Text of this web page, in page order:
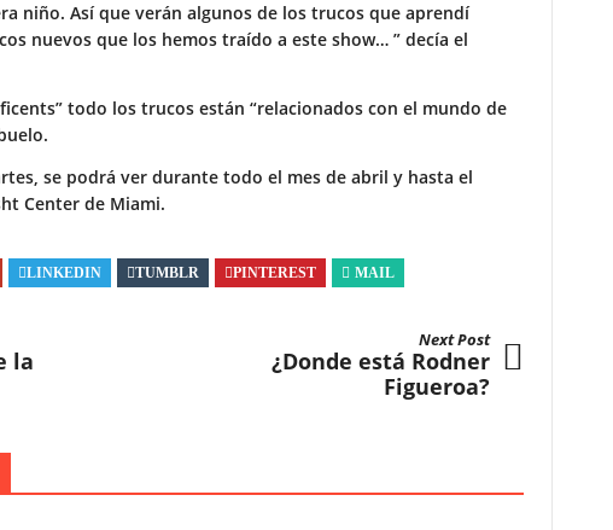
niño. Así que verán algunos de los trucos que aprendí
nuevos que los hemos traído a este show… ” decía el
todo los trucos están “relacionados con el mundo de
se podrá ver durante todo el mes de abril y hasta el
Center de Miami.
LINKEDIN TUMBLR PINTEREST MAIL
la
Next Post
¿Donde está Rodner
Figueroa?